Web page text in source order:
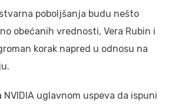
poboljšanja budu nešto
obećanih vrednosti, Vera Rubin i
korak napred u odnosu na
uglavnom uspeva da ispuni